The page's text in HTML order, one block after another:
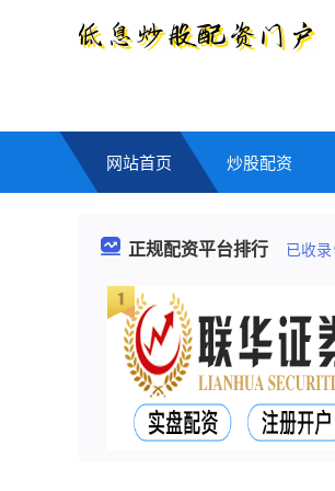
网站首页 炒股配资
正规配资平台排行 已收录